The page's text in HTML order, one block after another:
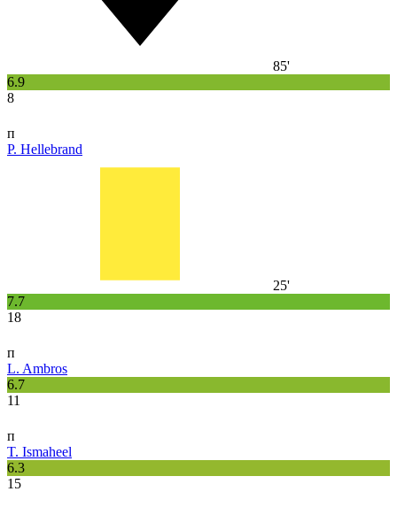
85'
6.9
8
п
P. Hellebrand
25'
7.7
18
п
L. Ambros
6.7
11
п
T. Ismaheel
6.3
15